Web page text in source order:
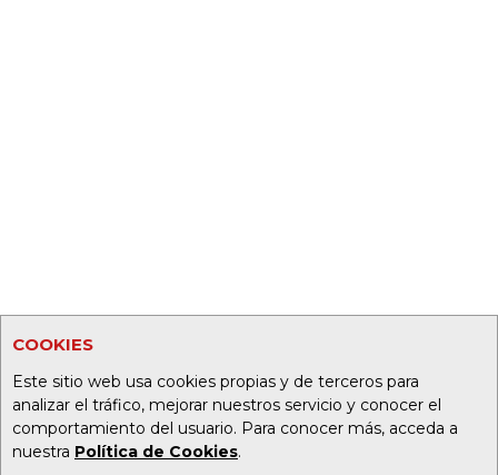
COOKIES
Este sitio web usa cookies propias y de terceros para
analizar el tráfico, mejorar nuestros servicio y conocer el
comportamiento del usuario. Para conocer más, acceda a
nuestra Política de Cookies.